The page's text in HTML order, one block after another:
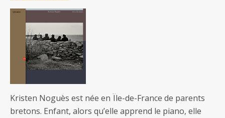
Kristen Noguès est née en Ïle-de-France de parents
bretons. Enfant, alors qu’elle apprend le piano, elle